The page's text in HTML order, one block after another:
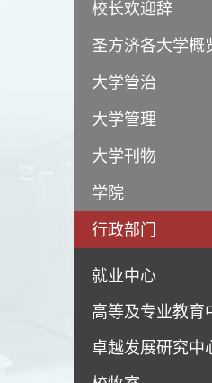
校长欢迎辞
圣方济各大学概
大学管治
大学管理
大学刊物
学院
行政部门
就业中心
高等及专业教育
卓越发展研究中